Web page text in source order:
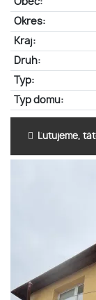
Okres:
Kraj:
Druh:
Typ:
Typ domu:
Ľutujeme,